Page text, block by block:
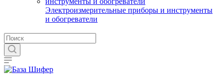
Электроизмерительные приборы и инструменты
и обогреватели